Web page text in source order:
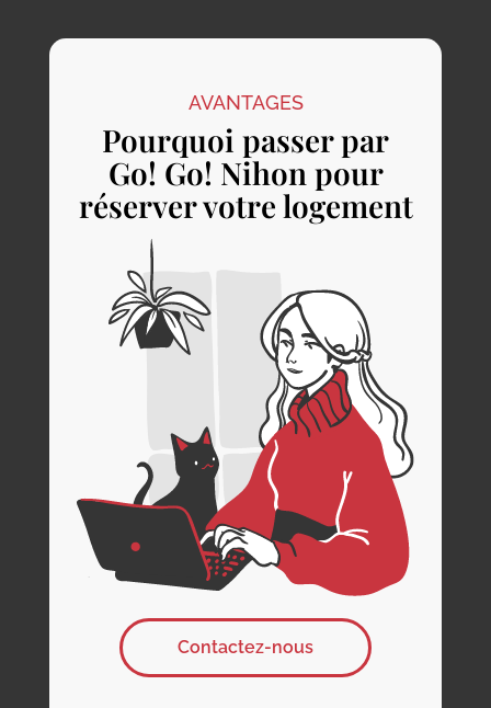
AVANTAGES
Pourquoi passer par
Go! Go! Nihon pour
réserver votre logement
Contactez-nous